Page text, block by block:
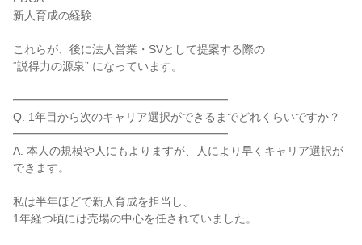
新人育成の経験
これらが、後に法人営業・SVとして提案する際の
“説得力の源泉” になっています。
━━━━━━━━━━━━━━━━━━━
Q. 1年目から次のキャリア選択ができるまでどれくらいですか？
━━━━━━━━━━━━━━━━━━━
A. 本人の規模や人にもよりますが、人により早くキャリア選択が
できます。
私は半年ほどで新人育成を担当し、
1年経つ頃には売場の中心を任されていました。